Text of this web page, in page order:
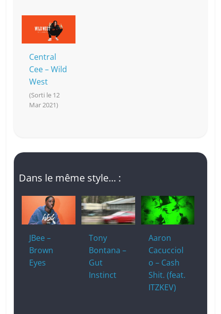
Central
Cee – Wild
West
(Sorti le 12
Mar 2021)
Dans le même style... :
JBee –
Brown
Eyes
Tony
Bontana –
Gut
Instinct
Aaron
Cacucciol
o – Cash
Shit. (feat.
ITZKEV)